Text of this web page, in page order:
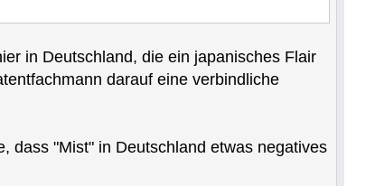
in Deutschland, die ein japanisches Flair
darauf eine verbindliche
dass "Mist" in Deutschland etwas negatives